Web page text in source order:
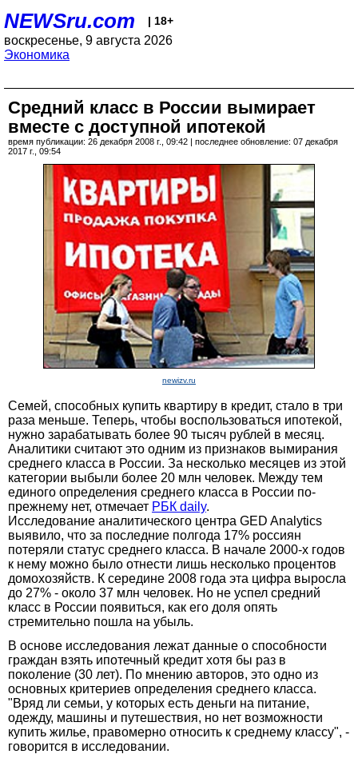
NEWSru.com | 18+
воскресенье, 9 августа 2026
Экономика
Cредний класс в России вымирает
вместе с доступной ипотекой
время публикации: 26 декабря 2008 г., 09:42 | последнее обновление: 07 декабря
2017 г., 09:54
newizv.ru
Семей, способных купить квартиру в кредит, стало в три
раза меньше. Теперь, чтобы воспользоваться ипотекой,
нужно зарабатывать более 90 тысяч рублей в месяц.
Аналитики считают это одним из признаков вымирания
среднего класса в России. За несколько месяцев из этой
категории выбыли более 20 млн человек. Между тем
единого определения среднего класса в России по-
прежнему нет, отмечает РБК daily.
Исследование аналитического центра GED Analytics
выявило, что за последние полгода 17% россиян
потеряли статус среднего класса. В начале 2000-х годов
к нему можно было отнести лишь несколько процентов
домохозяйств. К середине 2008 года эта цифра выросла
до 27% - около 37 млн человек. Но не успел средний
класс в России появиться, как его доля опять
стремительно пошла на убыль.
В основе исследования лежат данные о способности
граждан взять ипотечный кредит хотя бы раз в
поколение (30 лет). По мнению авторов, это одно из
основных критериев определения среднего класса.
"Вряд ли семьи, у которых есть день­ги на питание,
одежду, машины и путешествия, но нет возможности
купить жилье, правомерно относить к среднему классу", -
говорится в исследовании.